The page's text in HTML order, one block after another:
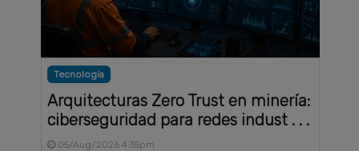
Tecnología
Arquitecturas Zero Trust en minería:
ciberseguridad para redes indust . . .
05/Aug/2026 4:35pm